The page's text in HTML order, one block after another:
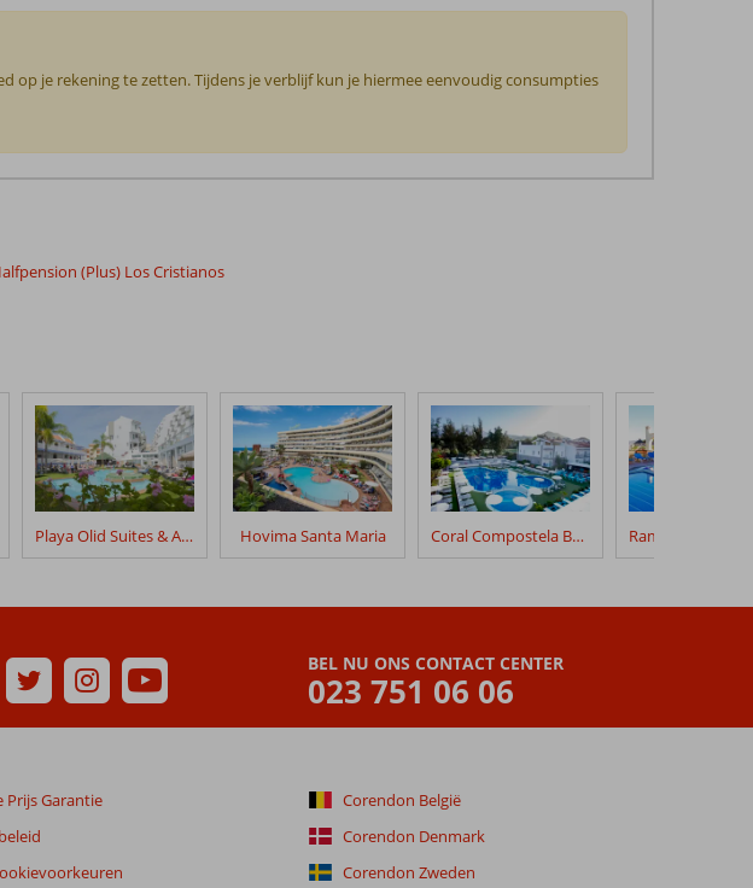
op je rekening te zetten. Tijdens je verblijf kun je hiermee eenvoudig consumpties
(Plus) Los Cristianos
Playa Olid Suites & Appartementen Hovima Santa Maria Coral Compostela Beach Golf
BEL NU ONS CONTACT CENTER
023 751 06 06
Prijs Garantie
Corendon België
Corendon Denmark
Corendon Zweden